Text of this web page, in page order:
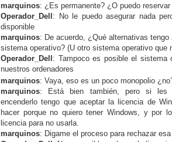
marquinos: ¿Es permanente? ¿O puedo
Operador_Dell : No le puedo asegurar nada
disponible
marquinos: De acuerdo, ¿Qué alternativas
sistema operativo? (U otro sistema operativo que
Operador_Dell : Tampoco es posible el sistema
nuestros ordenadores
marquinos: Vaya, eso es un poco monopolio
marquinos: Está bien también, pero si les
encenderlo tengo que aceptar la licencia de
hacer porque no quiero tener Windows, y por
licencia para no usarla.
marquinos: Digame el proceso para rechazar